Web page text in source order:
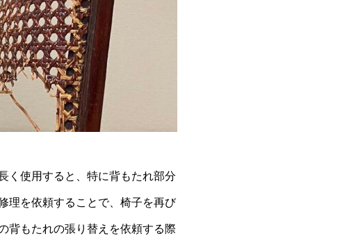
く使用すると、特に背もたれ部分
理を依頼することで、椅子を再び
背もたれの張り替えを依頼する際